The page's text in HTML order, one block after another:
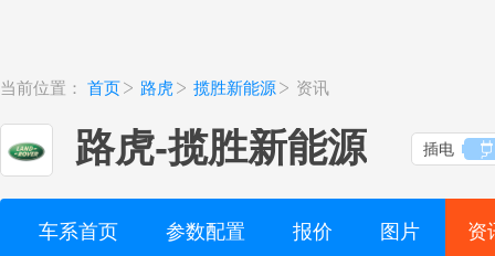
当前位置： 首页 路虎 揽胜新能源 资讯
路虎-揽胜新能源 插电
车系首页 参数配置 报价 图片 资